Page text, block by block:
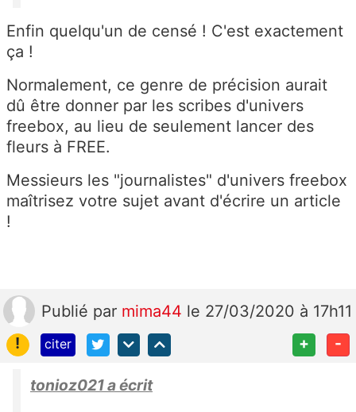
Enfin quelqu'un de censé ! C'est exactement
ça !
Normalement, ce genre de précision aurait
dû être donner par les scribes d'univers
freebox, au lieu de seulement lancer des
fleurs à FREE.
Messieurs les "journalistes" d'univers freebox
maîtrisez votre sujet avant d'écrire un article
!
Publié par mima44 le 27/03/2020 à 17h11
!
citer + -
tonioz021 a écrit